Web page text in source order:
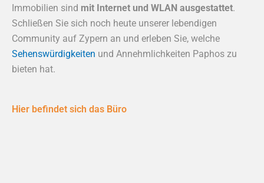
Immobilien sind mit Internet und WLAN ausgestattet.
Schließen Sie sich noch heute unserer lebendigen
Community auf Zypern an und erleben Sie, welche
Sehenswürdigkeiten und Annehmlichkeiten Paphos zu
bieten hat.
Hier befindet sich das Büro